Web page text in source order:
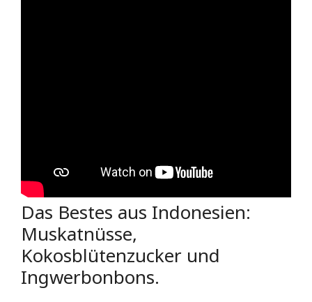
Das Bestes aus Indonesien:
Muskatnüsse,
Kokosblütenzucker und
Ingwerbonbons.